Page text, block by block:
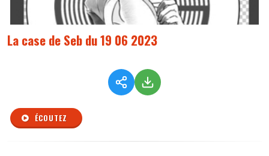
La case de Seb du 19 06 2023
ÉCOUTEZ